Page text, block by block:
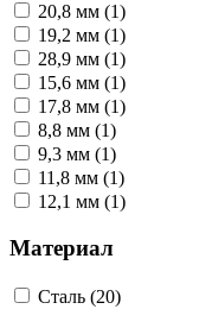
20,8 мм (1)
19,2 мм (1)
28,9 мм (1)
15,6 мм (1)
17,8 мм (1)
8,8 мм (1)
9,3 мм (1)
11,8 мм (1)
12,1 мм (1)
Материал
Сталь (20)